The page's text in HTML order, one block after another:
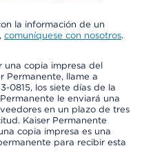
la información de un
comuníquese con nosotros.
una copia impresa del
Permanente, llame a
0815, los siete días de la
le enviará una
en un plazo de tres
Kaiser Permanente
copia impresa es una
para recibir esta